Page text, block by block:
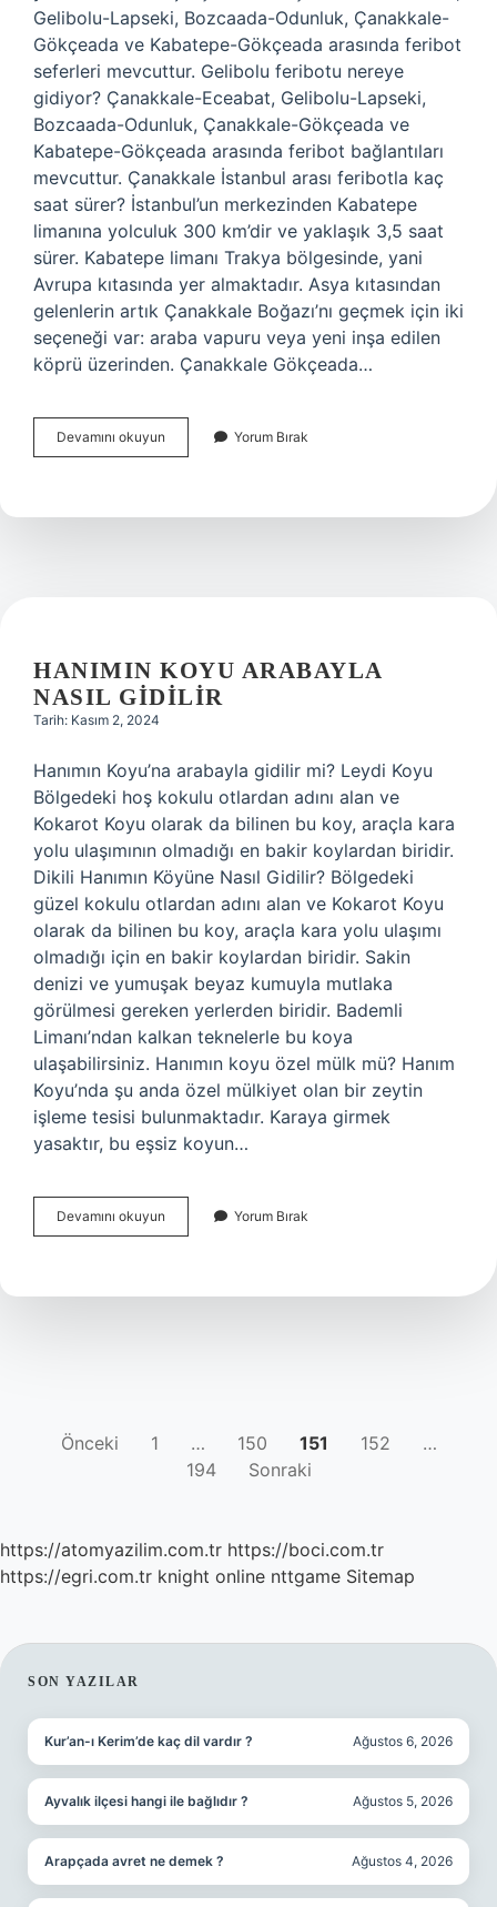
Gelibolu-Lapseki, Bozcaada-Odunluk, Çanakkale-
Gökçeada ve Kabatepe-Gökçeada arasında feribot
seferleri mevcuttur. Gelibolu feribotu nereye
gidiyor? Çanakkale-Eceabat, Gelibolu-Lapseki,
Bozcaada-Odunluk, Çanakkale-Gökçeada ve
Kabatepe-Gökçeada arasında feribot bağlantıları
mevcuttur. Çanakkale İstanbul arası feribotla kaç
saat sürer? İstanbul’un merkezinden Kabatepe
limanına yolculuk 300 km’dir ve yaklaşık 3,5 saat
sürer. Kabatepe limanı Trakya bölgesinde, yani
Avrupa kıtasında yer almaktadır. Asya kıtasından
gelenlerin artık Çanakkale Boğazı’nı geçmek için iki
seçeneği var: araba vapuru veya yeni inşa edilen
köprü üzerinden. Çanakkale Gökçeada…
Devamını okuyun Çanakkale
Feribot
Yorum Bırak
HANIMIN KOYU ARABAYLA
NASIL GIDILIR
Tarih: Kasım 2, 2024
Hanımın Koyu’na arabayla gidilir mi? Leydi Koyu
Bölgedeki hoş kokulu otlardan adını alan ve
Kokarot Koyu olarak da bilinen bu koy, araçla kara
yolu ulaşımının olmadığı en bakir koylardan biridir.
Dikili Hanımın Köyüne Nasıl Gidilir? Bölgedeki
güzel kokulu otlardan adını alan ve Kokarot Koyu
olarak da bilinen bu koy, araçla kara yolu ulaşımı
olmadığı için en bakir koylardan biridir. Sakin
denizi ve yumuşak beyaz kumuyla mutlaka
görülmesi gereken yerlerden biridir. Bademli
Limanı’ndan kalkan teknelerle bu koya
ulaşabilirsiniz. Hanımın koyu özel mülk mü? Hanım
Koyu’nda şu anda özel mülkiyet olan bir zeytin
işleme tesisi bulunmaktadır. Karaya girmek
yasaktır, bu eşsiz koyun…
Devamını okuyun Hanımın
Koyu
Gidilir
Yorum Bırak
YAZI
SAYFALAMASI
Önceki 1 … 150 151 152
…
194
Sonraki
https://atomyazilim.com.tr https://boci.com.tr
https://egri.com.tr knight online nttgame Sitemap
SIDEBAR
SON YAZILAR
Kur’an-ı Kerim’de kaç dil vardır ? Ağustos 6, 2026
Ayvalık ilçesi hangi ile bağlıdır ? Ağustos 5, 2026
Arapçada avret ne demek ? Ağustos 4, 2026